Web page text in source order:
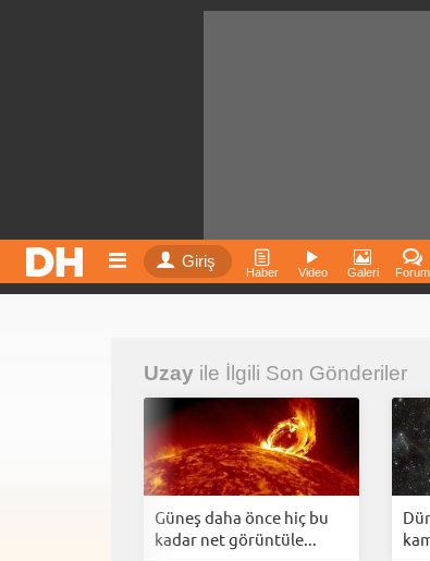
Giriş
Haber Video Galeri Forum
Uzay ile İlgili Son Gönderiler
Güneş daha önce hiç bu
kadar net görüntüle...